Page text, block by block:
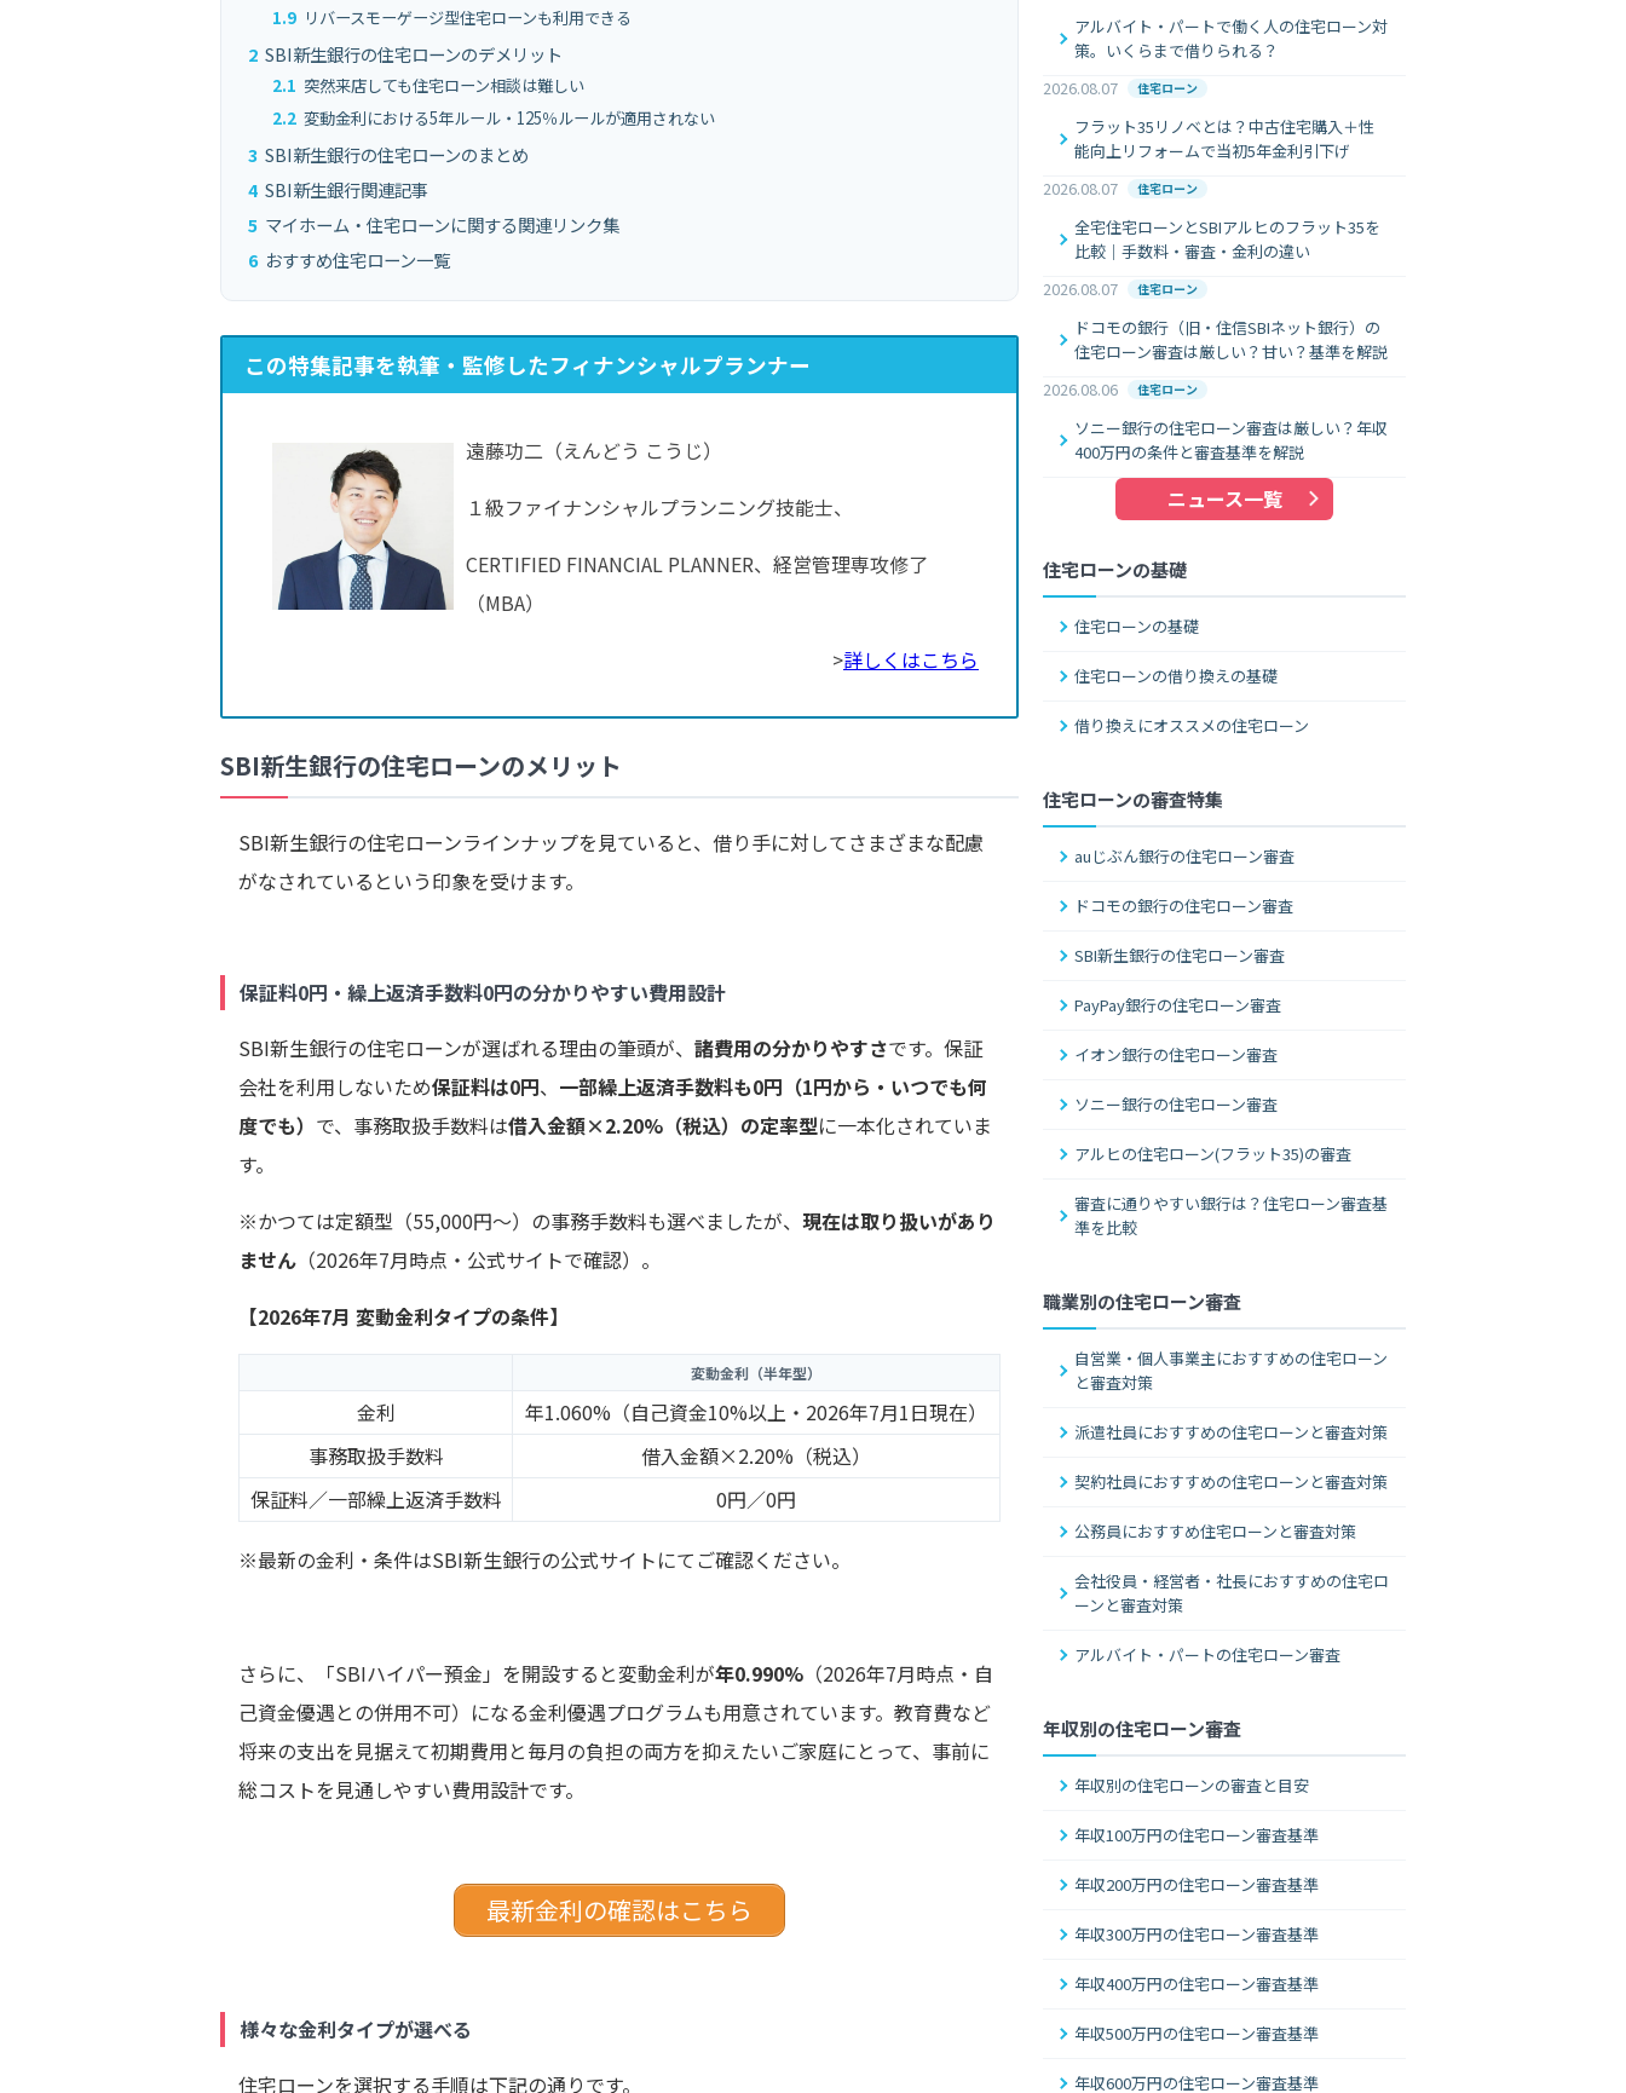
1.9 リバースモーゲージ型住宅ローンも利用できる
2 SBI新生銀行の住宅ローンのデメリット
2.1 突然来店しても住宅ローン相談は難しい
2.2 変動金利における5年ルール・125％ルールが適用されない
3 SBI新生銀行の住宅ローンのまとめ
4 SBI新生銀行関連記事
5 マイホーム・住宅ローンに関する関連リンク集
6 おすすめ住宅ローン一覧
この特集記事を執筆・監修したフィナンシャルプランナー
遠藤功二（えんどう こうじ）
１級ファイナンシャルプランニング技能士、
CERTIFIED FINANCIAL PLANNER、経営管理専攻修了
（MBA）
>詳しくはこちら
SBI新生銀行の住宅ローンのメリット
SBI新生銀行の住宅ローンラインナップを見ていると、借り手に対してさまざまな配慮
がなされているという印象を受けます。
保証料0円・繰上返済手数料0円の分かりやすい費用設計
SBI新生銀行の住宅ローンが選ばれる理由の筆頭が、 諸費用の分かりやすさです。保証
会社を利用しないため保証料は0円、 一部繰上返済手数料も0円（1円から・いつでも何
度でも） で、事務取扱手数料は借入金額×2.20%（税込）の定率型に一本化されていま
す。
※かつては定額型（55,000円〜）の事務手数料も選べましたが、 現在は取り扱いがあり
ません （2026年7月時点・公式サイトで確認）。
【2026年7月 変動金利タイプの条件】
変動金利（半年型）
金利
年1.060%（自己資金10%以上・2026年7月1日現在）
事務取扱手数料
借入金額×2.20%（税込）
保証料／一部繰上返済手数料
0円／0円
※最新の金利・条件はSBI新生銀行の公式サイトにてご確認ください。
さらに、「SBIハイパー預金」を開設すると変動金利が年0.990% （2026年7月時点・自
己資金優遇との併用不可）になる金利優遇プログラムも用意されています。教育費など
将来の支出を見据えて初期費用と毎月の負担の両方を抑えたいご家庭にとって、事前に
総コストを見通しやすい費用設計です。
最新金利の確認はこちら
様々な金利タイプが選べる
住宅ローンを選択する手順は下記の通りです。
アルバイト・パートで働く人の住宅ローン対
策。いくらまで借りられる？
2026.08.07
住宅ローン
フラット35リノベとは？中古住宅購入＋性
能向上リフォームで当初5年金利引下げ
2026.08.07
住宅ローン
全宅住宅ローンとSBIアルヒのフラット35を
比較｜手数料・審査・金利の違い
2026.08.07
住宅ローン
ドコモの銀行（旧・住信SBIネット銀行）の
住宅ローン審査は厳しい？甘い？基準を解説
2026.08.06
住宅ローン
ソニー銀行の住宅ローン審査は厳しい？年収
400万円の条件と審査基準を解説
ニュース一覧
住宅ローンの基礎
住宅ローンの基礎
住宅ローンの借り換えの基礎
借り換えにオススメの住宅ローン
住宅ローンの審査特集
auじぶん銀行の住宅ローン審査
ドコモの銀行の住宅ローン審査
SBI新生銀行の住宅ローン審査
PayPay銀行の住宅ローン審査
イオン銀行の住宅ローン審査
ソニー銀行の住宅ローン審査
アルヒの住宅ローン(フラット35)の審査
審査に通りやすい銀行は？住宅ローン審査基
準を比較
職業別の住宅ローン審査
自営業・個人事業主におすすめの住宅ローン
と審査対策
派遣社員におすすめの住宅ローンと審査対策
契約社員におすすめの住宅ローンと審査対策
公務員におすすめ住宅ローンと審査対策
会社役員・経営者・社長におすすめの住宅ロ
ーンと審査対策
アルバイト・パートの住宅ローン審査
年収別の住宅ローン審査
年収別の住宅ローンの審査と目安
年収100万円の住宅ローン審査基準
年収200万円の住宅ローン審査基準
年収300万円の住宅ローン審査基準
年収400万円の住宅ローン審査基準
年収500万円の住宅ローン審査基準
年収600万円の住宅ローン審査基準